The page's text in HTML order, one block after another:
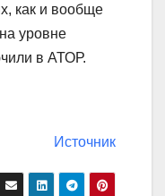
как и вообще
уровне
в АТОР.
Источник